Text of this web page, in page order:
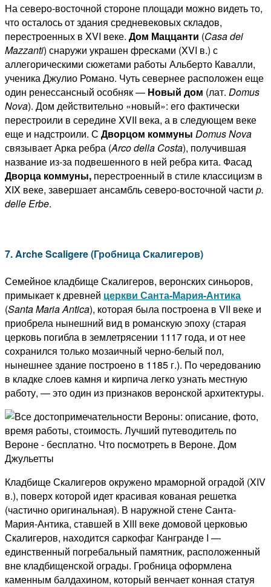
На северо-восточной стороне площади можно видеть то,
что осталось от здания средневековых складов,
перестроенных в XVI веке. Дом Маццанти (Casa dei
Mazzanti) снаружи украшен фресками (XVI в.) с
аллегорическими сюжетами работы Альберто Кавалли,
ученика Джулио Романо. Чуть севернее расположен еще
один ренессансный особняк — Новый дом (лат. Domus
Nova). Дом действительно «новый»: его фактически
перестроили в середине XVII века, а в следующем веке
еще и надстроили. С Дворцом коммуны Domus Nova
связывает Арка ребра (Arco della Costa), получившая
название из-за подвешенного в ней ребра кита. Фасад
Дворца коммуны, перестроенный в стиле классицизм в
XIX веке, завершает ансамбль северо-восточной части р.
delle Erbe.
7. Arche Scaligere (Гробница Скалигеров)
Семейное кладбище Скалигеров, веронских синьоров,
примыкает к древней церкви Санта-Мария-Антика
(Santa Maria Antica), которая была построена в VII веке и
приобрела нынешний вид в романскую эпоху (старая
церковь погибла в землетрясении 1117 года, и от нее
сохранился только мозаичный черно-белый пол,
нынешнее здание построено в 1185 г.). По чередованию
в кладке слоев камня и кирпича легко узнать местную
работу, — это один из признаков веронской архитектуры.
Кладбище Скалигеров окружено мраморной оградой (XIV
в.), поверх которой идет красивая кованая решетка
(частично оригинальная). В наружной стене Санта-
Мария-Антика, ставшей в XIII веке домовой церковью
Скалигеров, находится саркофаг Кангранде I —
единственный погребальный памятник, расположенный
вне кладбищенской ограды. Гробница оформлена
каменным балдахином, который венчает конная статуя